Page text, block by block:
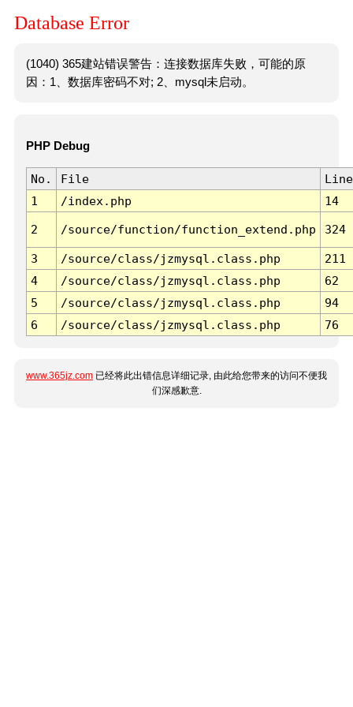
Database Error
(1040) 365建站错误警告：连接数据库失败，可能的原
因：1、数据库密码不对; 2、mysql未启动。
PHP Debug
No. File
Line
1
/index.php 14
2 /source/function/function_extend.php 324
3 /source/class/jzmysql.class.php
211
4
/source/class/jzmysql.class.php
62
5
/source/class/jzmysql.class.php
94
6
/source/class/jzmysql.class.php 76
www.365jz.com 已经将此出错信息详细记录, 由此给您带来的访问不便我
们深感歉意.